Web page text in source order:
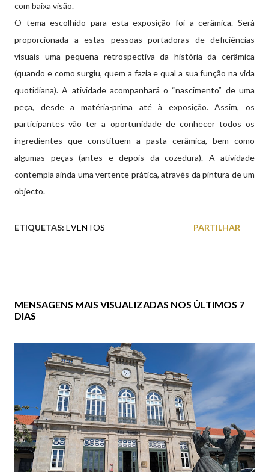
com baixa visão.
O tema escolhido para esta exposição foi a cerâmica. Será
proporcionada a estas pessoas portadoras de deficiências
visuais uma pequena retrospectiva da história da cerâmica
(quando e como surgiu, quem a fazia e qual a sua função na vida
quotidiana). A atividade acompanhará o “nascimento” de uma
peça, desde a matéria-prima até à exposição. Assim, os
participantes vão ter a oportunidade de conhecer todos os
ingredientes que constituem a pasta cerâmica, bem como
algumas peças (antes e depois da cozedura). A atividade
contempla ainda uma vertente prática, através da pintura de um
objecto.
ETIQUETAS: EVENTOS PARTILHAR
MENSAGENS MAIS VISUALIZADAS NOS ÚLTIMOS 7
DIAS